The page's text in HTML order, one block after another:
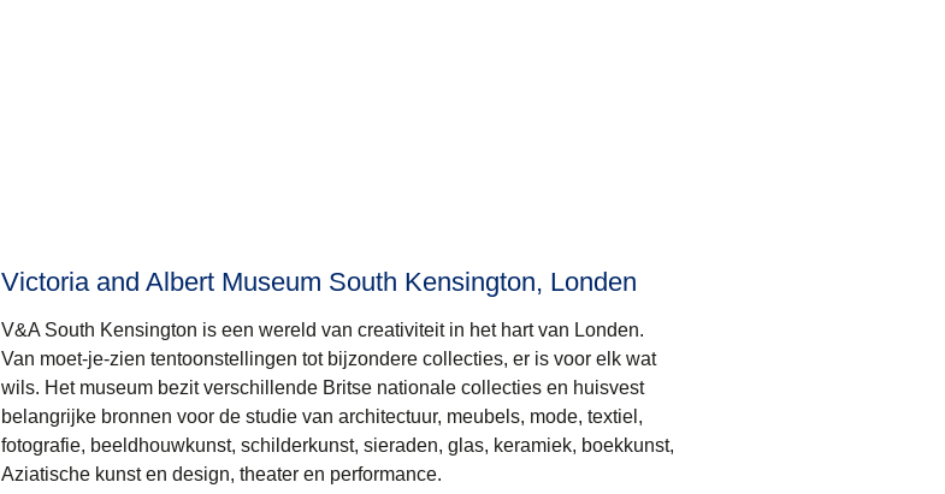
Victoria and Albert Museum South Kensington, Londen
V&A South Kensington is een wereld van creativiteit in het hart van Londen.
Van moet-je-zien tentoonstellingen tot bijzondere collecties, er is voor elk wat
wils. Het museum bezit verschillende Britse nationale collecties en huisvest
belangrijke bronnen voor de studie van architectuur, meubels, mode, textiel,
fotografie, beeldhouwkunst, schilderkunst, sieraden, glas, keramiek, boekkunst,
Aziatische kunst en design, theater en performance.